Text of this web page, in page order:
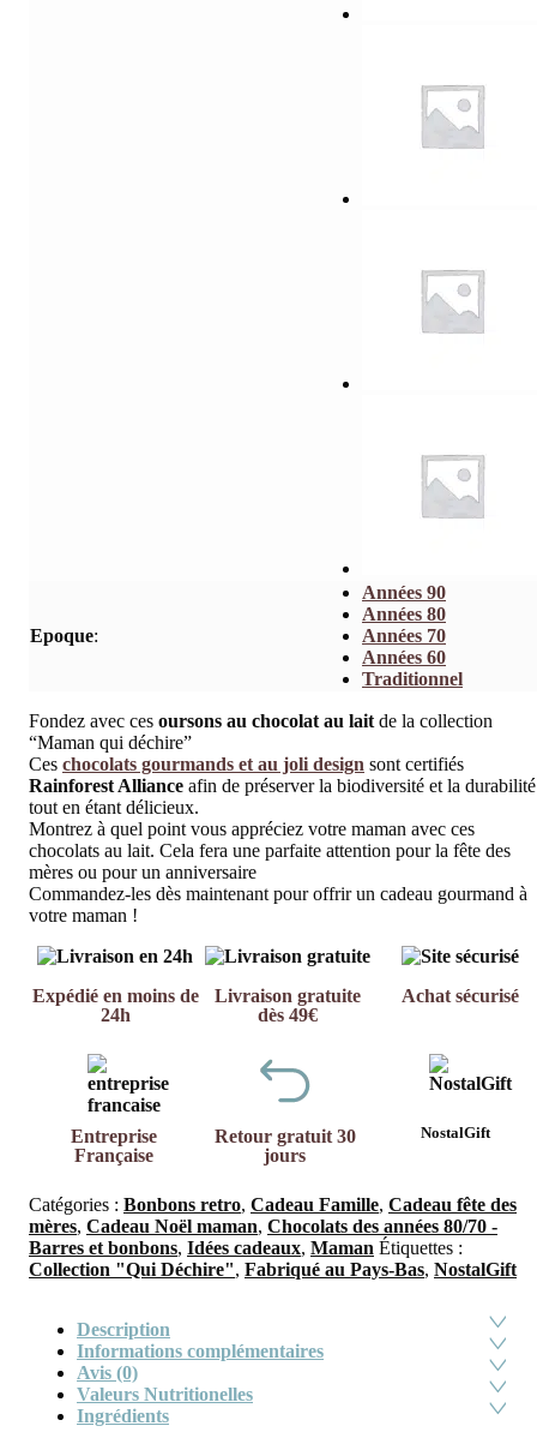
Fondez avec ces oursons au chocolat au lait de la collection
“Maman qui déchire”
Ces chocolats gourmands et au joli design sont certifiés
Rainforest Alliance afin de préserver la biodiversité et la durabilité
tout en étant délicieux.
Montrez à quel point vous appréciez votre maman avec ces
chocolats au lait. Cela fera une parfaite attention pour la fête des
mères ou pour un anniversaire
Commandez-les dès maintenant pour offrir un cadeau gourmand à
votre maman !
Epoque:
Années 90
Années 80
Années 70
Années 60
Traditionnel
Expédié en moins de
24h
Livraison gratuite
dès 49€
Achat sécurisé
Entreprise
Française
Retour gratuit 30
jours
NostalGift
Catégories : Bonbons retro, Cadeau Famille, Cadeau fête des
mères, Cadeau Noël maman, Chocolats des années 80/70 -
Barres et bonbons, Idées cadeaux, Maman Étiquettes :
Collection "Qui Déchire", Fabriqué au Pays-Bas, NostalGift
Description
Informations complémentaires
Avis (0)
Valeurs Nutritionelles
Ingrédients